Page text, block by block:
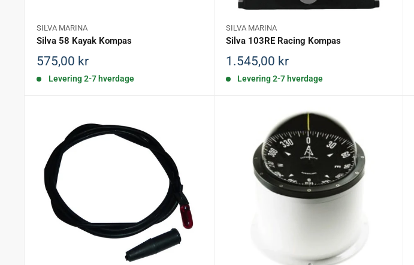
SILVA MARINA
Silva 58 Kayak Kompas
Salgspris
575,00 kr
Levering 2-7 hverdage
SILVA MARINA
Silva 103RE Racing Kompas
Salgspris
1.545,00 kr
Levering 2-7 hverdage